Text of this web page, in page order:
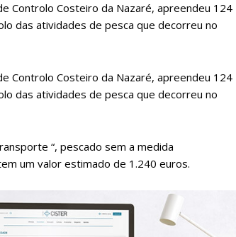
de Assinatura
Controlo Costeiro da Nazaré, apreendeu 124
das atividades de pesca que decorreu no
Controlo Costeiro da Nazaré, apreendeu 124
das atividades de pesca que decorreu no
“, pescado sem a medida
um valor estimado de 1.240 euros.